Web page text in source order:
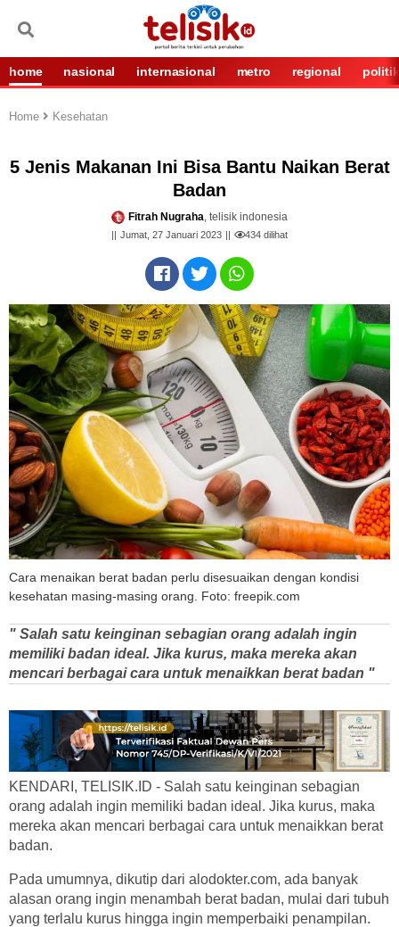
home nasional internasional metro regional politik
Home Kesehatan
5 Jenis Makanan Ini Bisa Bantu Naikan Berat
Badan
Fitrah Nugraha, telisik indonesia
Jumat, 27 Januari 2023 434 dilihat
Cara menaikan berat badan perlu disesuaikan dengan kondisi
kesehatan masing-masing orang. Foto: freepik.com
" Salah satu keinginan sebagian orang adalah ingin
memiliki badan ideal. Jika kurus, maka mereka akan
mencari berbagai cara untuk menaikkan berat badan "
KENDARI, TELISIK.ID - Salah satu keinginan sebagian
orang adalah ingin memiliki badan ideal. Jika kurus, maka
mereka akan mencari berbagai cara untuk menaikkan berat
badan.
Pada umumnya, dikutip dari alodokter.com, ada banyak
alasan orang ingin menambah berat badan, mulai dari tubuh
yang terlalu kurus hingga ingin memperbaiki penampilan.